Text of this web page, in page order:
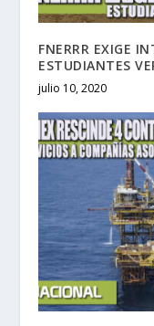
FNERRR EXIGE
ESTUDIANTES
julio 10, 2020